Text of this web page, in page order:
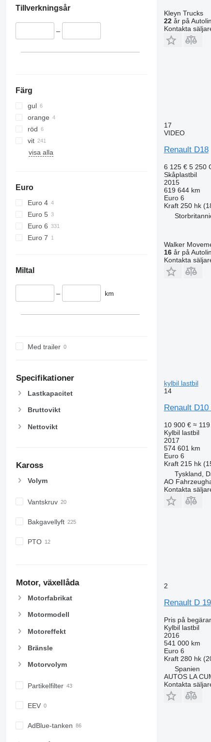
Tillverkningsår
–
Färg
gul
orange
röd
vit
visa alla
Euro
Euro 4
Euro 5
Euro 6
Euro 7
Miltal
– km
Med trailer
Specifikationer
Lastkapacitet
Bruttovikt
Nettovikt
Kaross
Volym
Vantskruv
Bakgavellyft
PTO
Motor, växellåda
Motorfabrikat
Motormodell
Motoreffekt
Bränsle
Motorvolym
Partikelfilter
EEV
AdBlue-tanken
Kleyn Trucks
22år på
Kontakta
17
VIDEO
Renault D18
6 125 € 5 250
Skåplastbil
2015
619 644 km
Euro 6
Kraft 250 hk
Walker
16år på
Kontakta
kylbil lastbil
14
Renault
10 900 € ≈
Kylbil lastbil
2017
574 601 km
Euro 6
Kraft 215 hk
Tyskland,
AO
Kontakta
2
Renault D
Pris på
Kylbil lastbil
2016
541 000 km
Euro 6
Kraft 280 hk
Spanien
AUTOS LA
Kontakta